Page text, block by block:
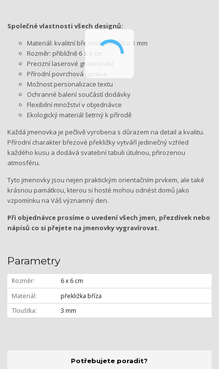
Společné vlastnosti všech designů:
Materiál: kvalitní březová překližka 3 mm
Rozměr: přibližně 6 x 6 cm
Precizní laserové gravírování
Přírodní povrchová úprava
Možnost personalizace textu
Ochranné balení součástí dodávky
Flexibilní množství v objednávce
Ekologický materiál šetrný k přírodě
Každá jmenovka je pečlivě vyrobena s důrazem na detail a kvalitu.
Přírodní charakter březové překližky vytváří jedinečný vzhled
každého kusu a dodává svatební tabuli útulnou, přirozenou
atmosféru.
Tyto jmenovky jsou nejen praktickým orientačním prvkem, ale také
krásnou památkou, kterou si hosté mohou odnést domů jako
vzpomínku na Váš významný den.
Při objednávce prosíme o uvedení všech jmen, přezdívek nebo
nápisů co si přejete na jmenovky vygravírovat.
Parametry
Rozměr
6 x 6 cm
Materiál
překližka bříza
Tloušťka
3 mm
Potřebujete poradit?